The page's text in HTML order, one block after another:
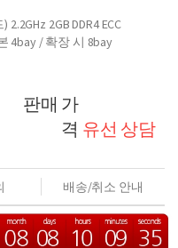
2GB DDR4 ECC
4bay / 확장 시 8bay
판매 가
격 유선 상담
배송/취소 안내